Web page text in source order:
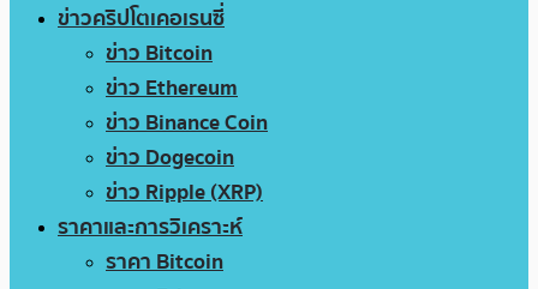
ข่าวคริปโตเคอเรนซี่
ข่าว Bitcoin
ข่าว Ethereum
ข่าว Binance Coin
ข่าว Dogecoin
ข่าว Ripple (XRP)
ราคาและการวิเคราะห์
ราคา Bitcoin